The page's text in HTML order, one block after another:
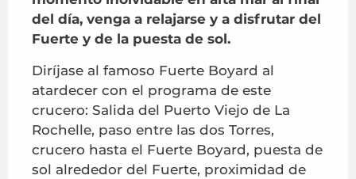
del día, venga a relajarse y a disfrutar del
Fuerte y de la puesta de sol.
Diríjase al famoso Fuerte Boyard al
atardecer con el programa de este
crucero: Salida del Puerto Viejo de La
Rochelle, paso entre las dos Torres,
crucero hasta el Fuerte Boyard, puesta de
sol alrededor del Fuerte, proximidad de